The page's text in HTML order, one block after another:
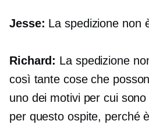
Jesse: La spedizione non
Richard: La spedizione
così tante cose che
uno dei motivi per cui
per questo ospite, perché